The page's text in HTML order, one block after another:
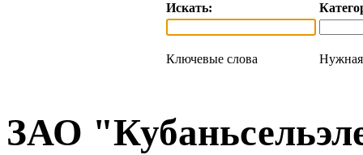
Искать:
Ключевые слова Нужная
ЗАО